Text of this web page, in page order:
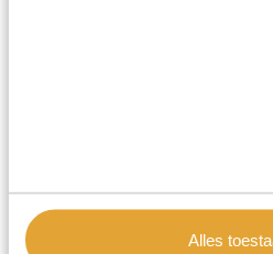
Alles
iets meer drukte en hogere
graag snel wild kunnen